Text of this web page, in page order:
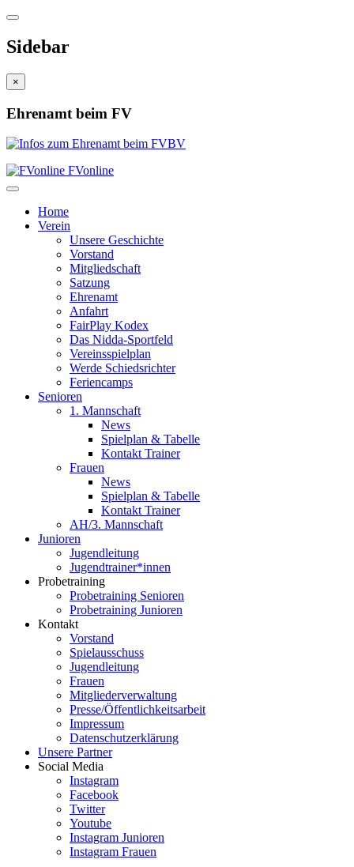
Sidebar
×
Ehrenamt beim FV
FVonline
Home
Verein
Unsere Geschichte
Vorstand
Mitgliedschaft
Satzung
Ehrenamt
Anfahrt
FairPlay Kodex
Das Nidda-Sportfeld
Vereinsspielplan
Werde Schiedsrichter
Feriencamps
Senioren
1. Mannschaft
News
Spielplan & Tabelle
Kontakt Trainer
Frauen
News
Spielplan & Tabelle
Kontakt Trainer
AH/3. Mannschaft
Junioren
Jugendleitung
Jugendtrainer*innen
Probetraining
Probetraining Senioren
Probetraining Junioren
Kontakt
Vorstand
Spielausschuss
Jugendleitung
Frauen
Mitgliederverwaltung
Presse/Öffentlichkeitsarbeit
Impressum
Datenschutzerklärung
Unsere Partner
Social Media
Instagram
Facebook
Twitter
Youtube
Instagram Junioren
Instagram Frauen